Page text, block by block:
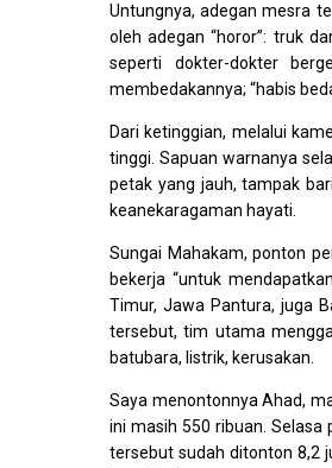
Untungnya, adegan mesra
oleh adegan “horor”: truk
seperti dokter-dokter
membedakannya; “habis
Dari ketinggian, melalui
tinggi. Sapuan warnanya
petak yang jauh, tampak
keanekaragaman hayati.
Sungai Mahakam, ponton
bekerja “untuk
Timur, Jawa Pantura, juga
tersebut, tim utama
batubara, listrik, kerusakan.
Saya menontonnya Ahad,
ini masih 550 ribuan. Selasa
tersebut sudah ditonton 8,2